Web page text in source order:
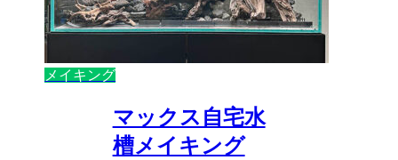
メイキング
マックス自宅水
槽メイキング